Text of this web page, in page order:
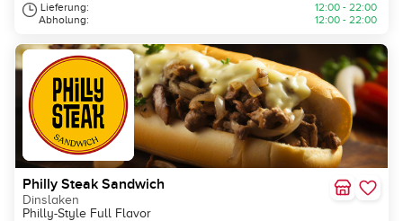
Lieferung:
Abholung:
12:00 - 22:00
12:00 - 22:00
Philly Steak Sandwich
Dinslaken
Philly-Style Full Flavor